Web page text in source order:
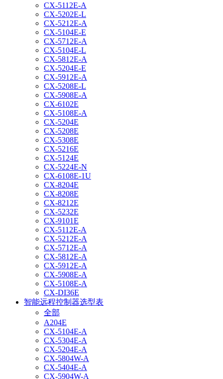
CX-5112E-A
CX-5202E-L
CX-5212E-A
CX-5104E-E
CX-5712E-A
CX-5104E-L
CX-5812E-A
CX-5204E-E
CX-5912E-A
CX-5208E-L
CX-5908E-A
CX-6102E
CX-5108E-A
CX-5204E
CX-5208E
CX-5308E
CX-5216E
CX-5124E
CX-5224E-N
CX-6108E-1U
CX-8204E
CX-8208E
CX-8212E
CX-5232E
CX-9101E
CX-5112E-A
CX-5212E-A
CX-5712E-A
CX-5812E-A
CX-5912E-A
CX-5908E-A
CX-5108E-A
CX-DI36E
智能远程控制器选型表
全部
A204E
CX-5104E-A
CX-5304E-A
CX-5204E-A
CX-5804W-A
CX-5404E-A
CX-5904W-A